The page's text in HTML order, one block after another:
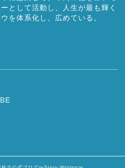
として活動し、人生が最も輝く
を体系化し、広めている。